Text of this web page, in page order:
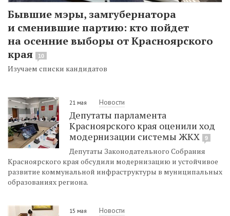
Бывшие мэры, замгубернатора
и сменившие партию: кто пойдет
на осенние выборы от Красноярского
края
10
Изучаем списки кандидатов
21 мая Новости
Депутаты парламента
Красноярского края оценили ход
модернизации системы ЖКХ
9
Депутаты Законодательного Собрания
Красноярского края обсудили модернизацию и устойчивое
развитие коммунальной инфраструктуры в муниципальных
образованиях региона.
15 мая Новости